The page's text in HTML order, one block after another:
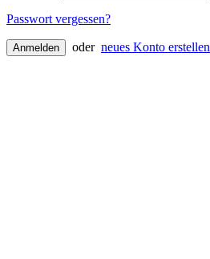
Passwort vergessen?
Anmelden oder neues Konto erstellen